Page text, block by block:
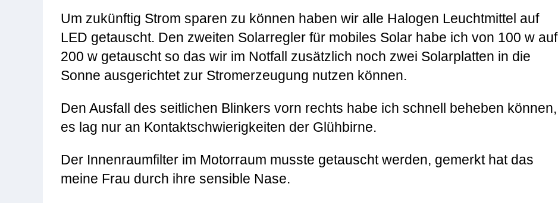
Um zukünftig Strom sparen zu können haben wir alle Halogen Leuchtmittel auf
LED getauscht. Den zweiten Solarregler für mobiles Solar habe ich von 100 w auf
200 w getauscht so das wir im Notfall zusätzlich noch zwei Solarplatten in die
Sonne ausgerichtet zur Stromerzeugung nutzen können.
Den Ausfall des seitlichen Blinkers vorn rechts habe ich schnell beheben können,
es lag nur an Kontaktschwierigkeiten der Glühbirne.
Der Innenraumfilter im Motorraum musste getauscht werden, gemerkt hat das
meine Frau durch ihre sensible Nase.